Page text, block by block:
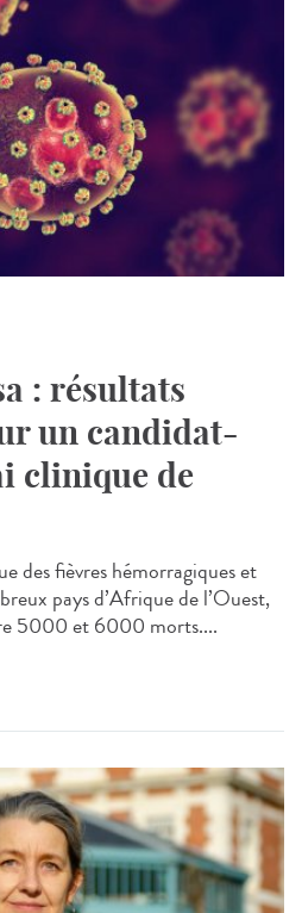
: résultats
un candidat-
clinique de
des fièvres hémorragiques et
pays d’Afrique de l’Ouest,
5000 et 6000 morts....